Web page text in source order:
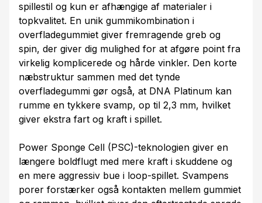
spillestil og kun er afhængige af materialer i
topkvalitet. En unik gummikombination i
overfladegummiet giver fremragende greb og
spin, der giver dig mulighed for at afgøre point fra
virkelig komplicerede og hårde vinkler. Den korte
næbstruktur sammen med det tynde
overfladegummi gør også, at DNA Platinum kan
rumme en tykkere svamp, op til 2,3 mm, hvilket
giver ekstra fart og kraft i spillet.
Power Sponge Cell (PSC)-teknologien giver en
længere boldflugt med mere kraft i skuddene og
en mere aggressiv bue i loop-spillet. Svampens
porer forstærker også kontakten mellem gummiet